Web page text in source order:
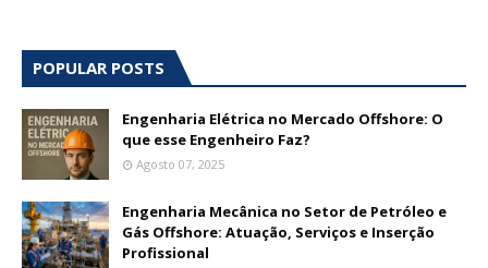
POPULAR POSTS
Engenharia Elétrica no Mercado Offshore: O
que esse Engenheiro Faz?
Agosto 07, 2025
Engenharia Mecânica no Setor de Petróleo e
Gás Offshore: Atuação, Serviços e Inserção
Profissional